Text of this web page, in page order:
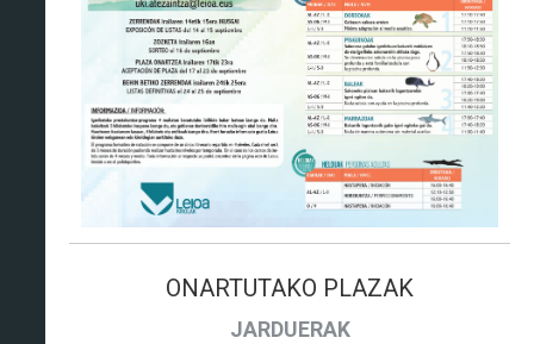
ONARTUTAKO PLAZAK
JARDUERAK